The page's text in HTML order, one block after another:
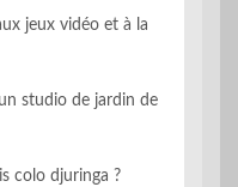
jeux vidéo et à la
studio de jardin de
colo djuringa ?